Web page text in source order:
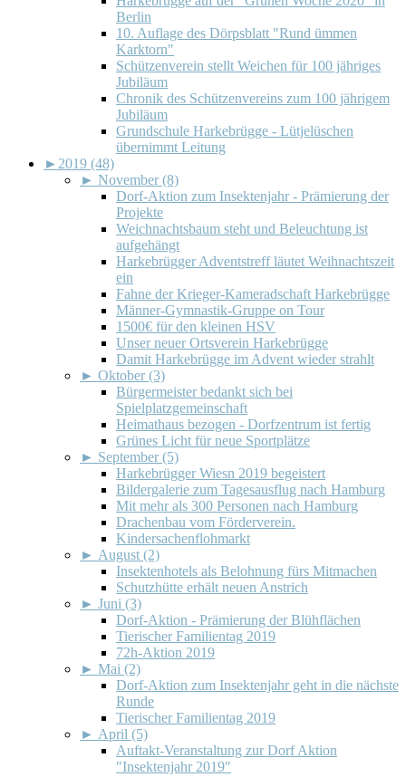
Berlin
10. Auflage des Dörpsblatt "Rund ümmen
Karktorn"
Schützenverein stellt Weichen für 100 jähriges
Jubiläum
Chronik des Schützenvereins zum 100 jährigem
Jubiläum
Grundschule Harkebrügge - Lütjelüschen
übernimmt Leitung
► 2019 (48)
► November (8)
Dorf-Aktion zum Insektenjahr - Prämierung der
Projekte
Weichnachtsbaum steht und Beleuchtung ist
aufgehängt
Harkebrügger Adventstreff läutet Weihnachtszeit
ein
Fahne der Krieger-Kameradschaft Harkebrügge
Männer-Gymnastik-Gruppe on Tour
1500€ für den kleinen HSV
Unser neuer Ortsverein Harkebrügge
Damit Harkebrügge im Advent wieder strahlt
► Oktober (3)
Bürgermeister bedankt sich bei
Spielplatzgemeinschaft
Heimathaus bezogen - Dorfzentrum ist fertig
Grünes Licht für neue Sportplätze
► September (5)
Harkebrügger Wiesn 2019 begeistert
Bildergalerie zum Tagesausflug nach Hamburg
Mit mehr als 300 Personen nach Hamburg
Drachenbau vom Förderverein.
Kindersachenflohmarkt
► August (2)
Insektenhotels als Belohnung fürs Mitmachen
Schutzhütte erhält neuen Anstrich
► Juni (3)
Dorf-Aktion - Prämierung der Blühflächen
Tierischer Familientag 2019
72h-Aktion 2019
► Mai (2)
Dorf-Aktion zum Insektenjahr geht in die nächste
Runde
Tierischer Familientag 2019
► April (5)
Auftakt-Veranstaltung zur Dorf Aktion
"Insektenjahr 2019"